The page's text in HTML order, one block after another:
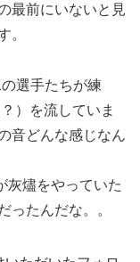
最前にいないと見
。
選手たちが練
）を流していま
音どんな感じなん
灰燼をやっていた
ったんだな。。